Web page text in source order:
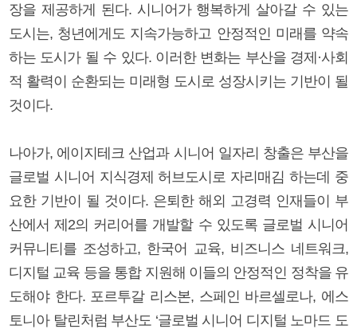
장을 제공하게 된다. 시니어가 행복하게 살아갈 수 있는
도시는, 청년에게도 지속가능하고 안정적인 미래를 약속
하는 도시가 될 수 있다. 이러한 변화는 부산을 경제·사회
적 활력이 순환되는 미래형 도시로 성장시키는 기반이 될
것이다.
나아가, 에이지테크 산업과 시니어 일자리 창출은 부산을
글로벌 시니어 지식경제 허브도시로 자리매김 하는데 중
요한 기반이 될 것이다. 은퇴한 해외 고경력 인재들이 부
산에서 제2의 커리어를 개발할 수 있도록 글로벌 시니어
커뮤니티를 조성하고, 한국어 교육, 비즈니스 네트워크,
디지털 교육 등을 통합 지원해 이들의 안정적인 정착을 유
도해야 한다. 포르투갈 리스본, 스페인 바르셀로나, 에스
토니아 탈린처럼 부산도 ‘글로벌 시니어 디지털 노마드 도